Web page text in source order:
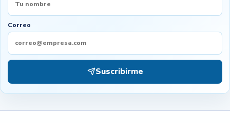
Correo
Suscribirme